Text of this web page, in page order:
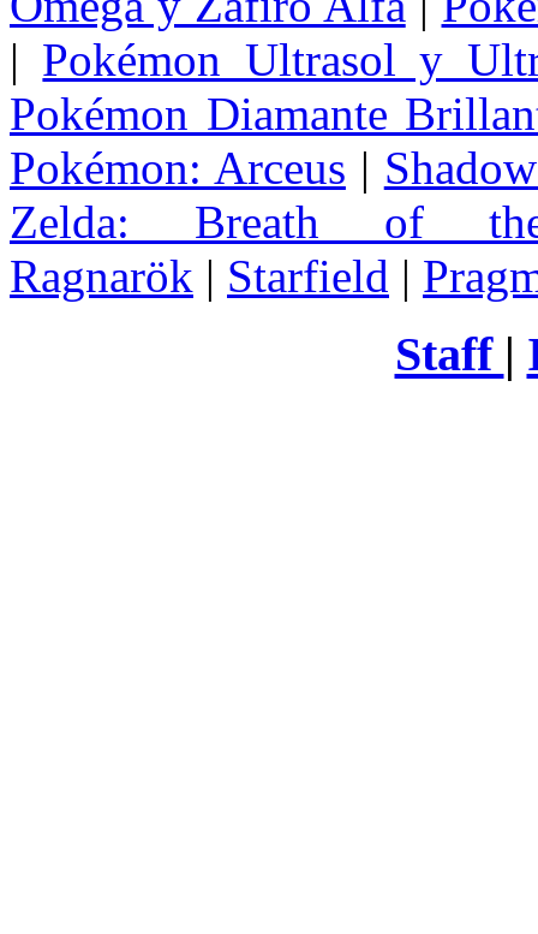
| Pokémon Ultrasol y
Pokémon Diamante
Pokémon: Arceus |
Zelda: Breath of
Ragnarök | Starfield |
Staff |